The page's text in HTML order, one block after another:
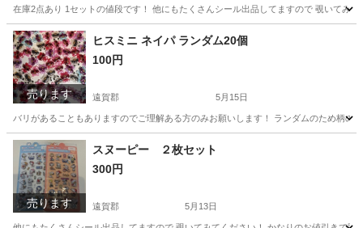
在庫2点あり 1セットの値段です！ 他にもたくさんシール出品してますので 覗いてみ
福岡 遠賀郡 しずくちゃん
売ります
ヒスミニ ネイパ ランダム20個
100円
遠賀郡 5月15日
バリがあることもありますのでご理解ある方のみお願いします！ ランダムのため柄の
福岡 遠賀郡
売ります
スヌーピー ２枚セット
300円
遠賀郡 5月13日